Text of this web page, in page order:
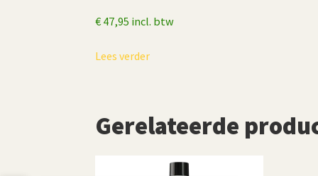
€ 47,95 incl. btw
Lees verder
Gerelateerde